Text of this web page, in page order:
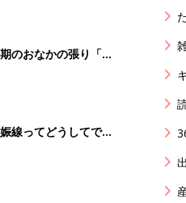
のおなかの張り「心
「危険な張り」を知
線ってどうしてでき
きれいなお